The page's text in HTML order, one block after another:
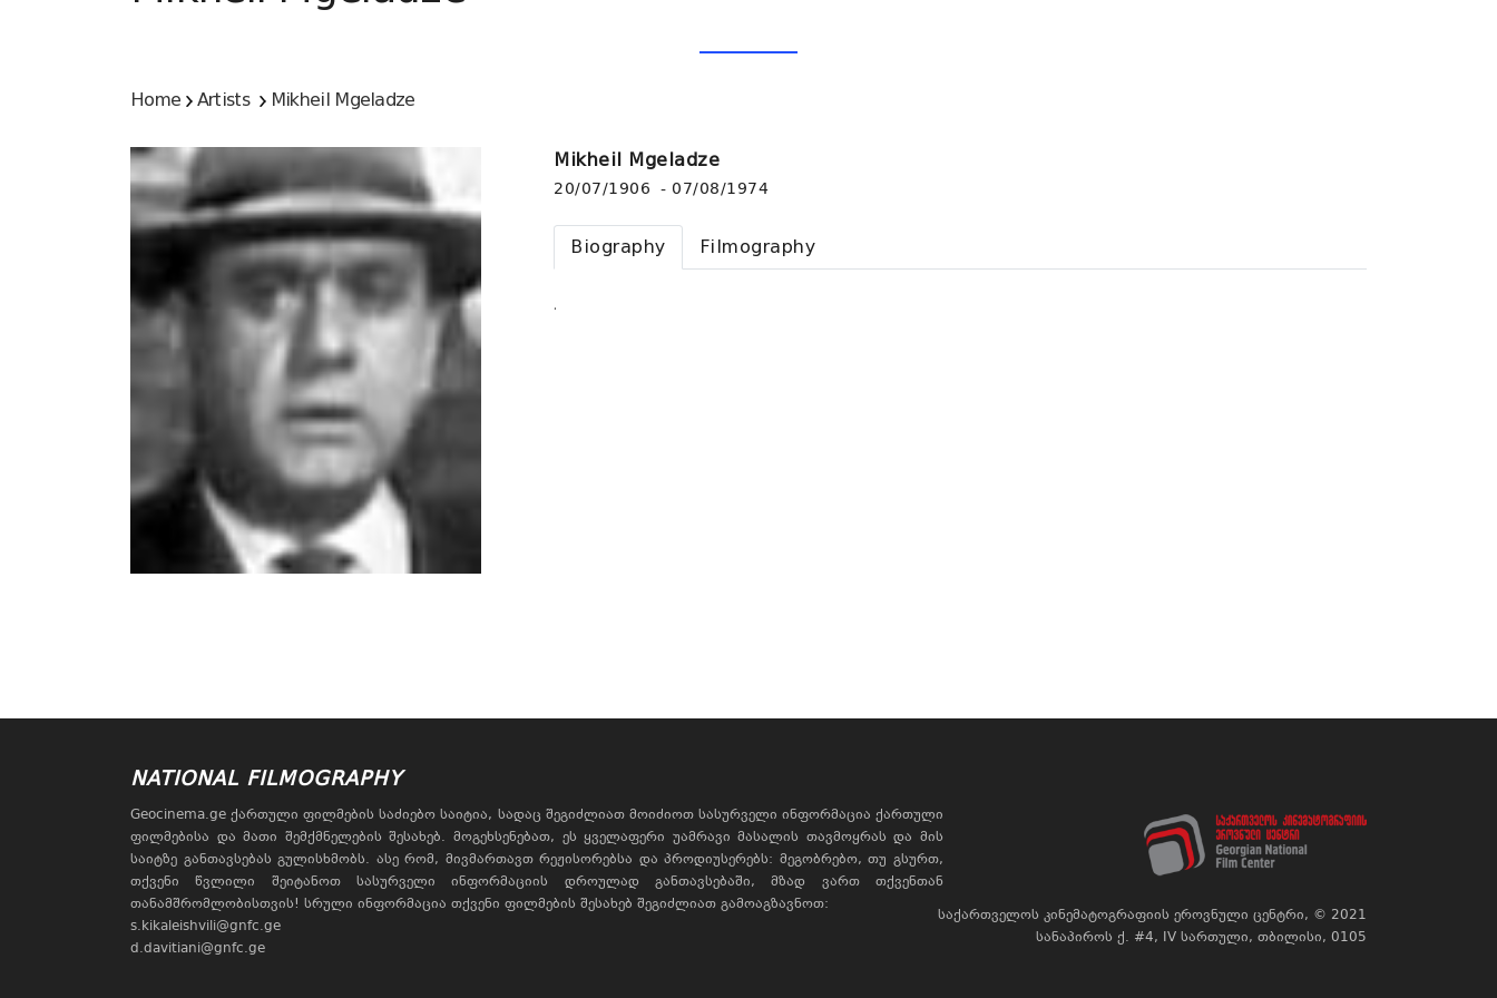
Home Artists Mikheil Mgeladze
Mikheil Mgeladze
20/07/1906 - 07/08/1974
Biography Filmography
.
NATIONAL FILMOGRAPHY
Geocinema.ge ქართული ფილმების საძიებო საიტია, სადაც შეგიძლიათ მოიძიოთ სასურველი ინფორმაცია ქართული
ფილმებისა და მათი შემქმნელების შესახებ. მოგეხსენებათ, ეს ყველაფერი უამრავი მასალის თავმოყრას და მის
საიტზე განთავსებას გულისხმობს. ასე რომ, მივმართავთ რეჟისორებსა და პროდიუსერებს: მეგობრებო, თუ გსურთ,
თქვენი წვლილი შეიტანოთ სასურველი ინფორმაციის დროულად განთავსებაში, მზად ვართ თქვენთან
თანამშრომლობისთვის! სრული ინფორმაცია თქვენი ფილმების შესახებ შეგიძლიათ გამოაგზავნოთ:
s.kikaleishvili@gnfc.ge
d.davitiani@gnfc.ge
საქართველოს კინემატოგრაფიის ეროვნული ცენტრი, © 2021
სანაპიროს ქ. #4, IV სართული, თბილისი, 0105